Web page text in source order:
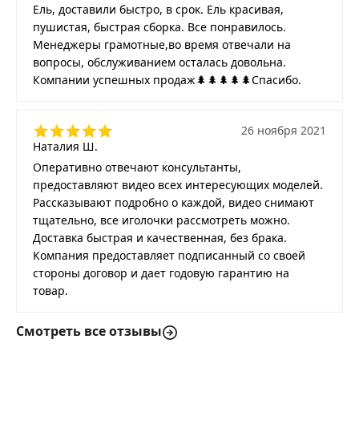
Ель, доставили быстро, в срок. Ель красивая,
пушистая, быстрая сборка. Все понравилось.
Менеджеры грамотные,во время отвечали на
вопросы, обслуживанием осталась довольна.
Компании успешных продаж🌲🌲🌲🌲🌲Спасибо.
Наталия Ш.
26 ноября 2021
Оперативно отвечают консультанты,
предоставляют видео всех интересующих моделей.
Рассказывают подробно о каждой, видео снимают
тщательно, все иголочки рассмотреть можно.
Доставка быстрая и качественная, без брака.
Компания предоставляет подписанный со своей
стороны договор и дает годовую гарантию на
товар.
Смотреть все отзывы